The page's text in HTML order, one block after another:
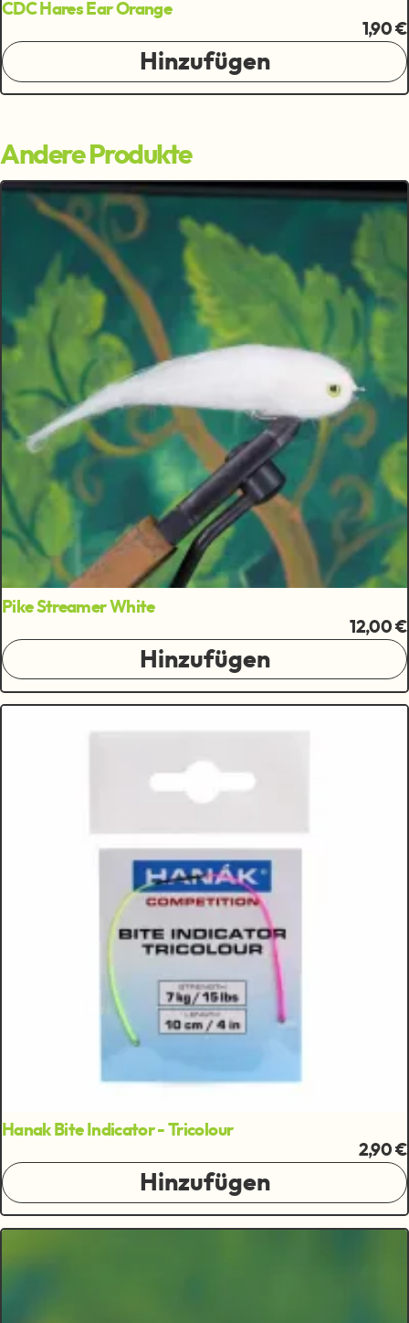
CDC Hares Ear Orange
1,90 €
Hinzufügen
Andere Produkte
Pike Streamer White
12,00 €
Hinzufügen
Hanak Bite Indicator - Tricolour
2,90 €
Hinzufügen